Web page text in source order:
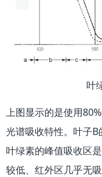
叶
上图显示的是使用
光谱吸收特性。叶子
叶绿素的峰值吸收区
较低、红外区几乎无